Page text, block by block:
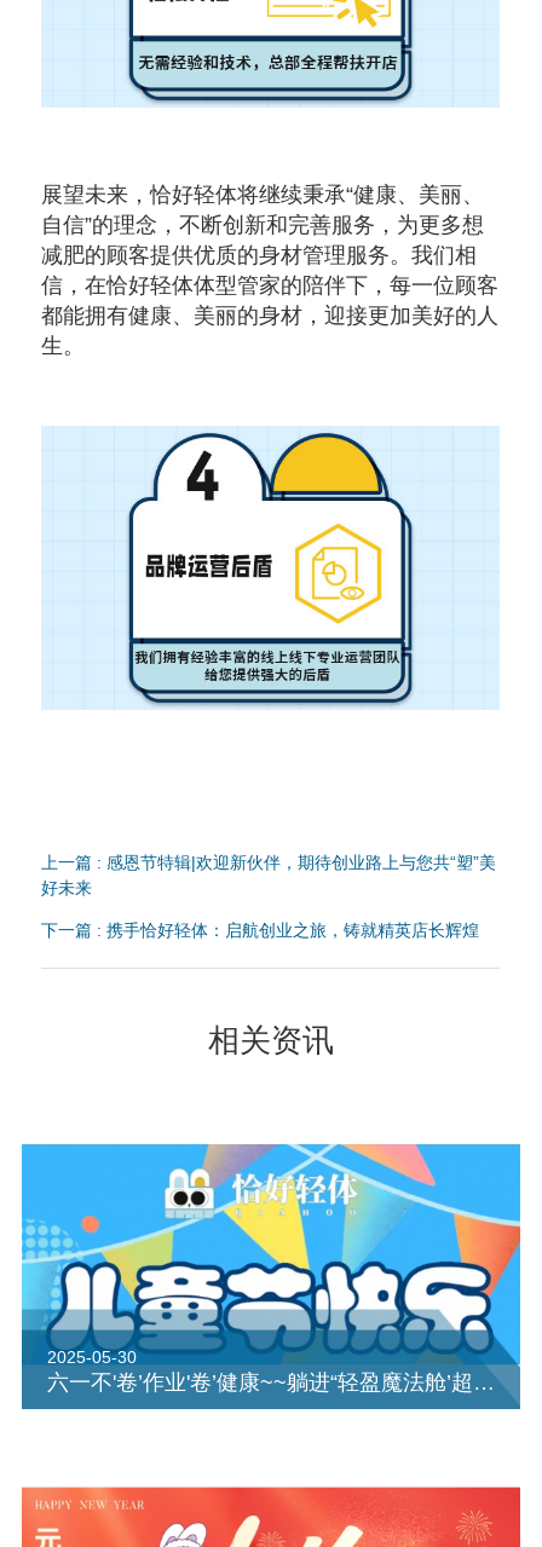
展望未来，恰好轻体将继续秉承“健康、美丽、
自信”的理念，不断创新和完善服务，为更多想
减肥的顾客提供优质的身材管理服务。我们相
信，在恰好轻体体型管家的陪伴下，每一位顾客
都能拥有健康、美丽的身材，迎接更加美好的人
生。
上一篇 : 感恩节特辑|欢迎新伙伴，期待创业路上与您共“塑”美
好未来
下一篇 : 携手恰好轻体：启航创业之旅，铸就精英店长辉煌
相关资讯
2025-05-30
六一不'卷’作业'卷’健康~~躺进“轻盈魔法舱’超享瘦